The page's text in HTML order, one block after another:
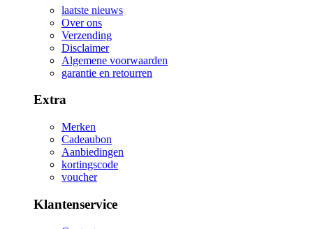
laatste nieuws
Over ons
Verzending
Disclaimer
Algemene voorwaarden
garantie en retourren
Extra
Merken
Cadeaubon
Aanbiedingen
kortingscode
voucher
Klantenservice